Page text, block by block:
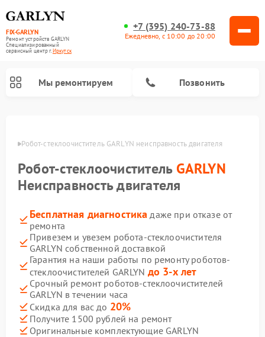
FIX-GARLYN
Ремонт устройств GARLYN
Специализированный
cервисный центр г.Иркутск
+7 (395) 240-73-88
Ежедневно, с 10:00 до 20:00
Мы ремонтируем Позвонить
Робот-стеклоочиститель GARLYN неисправность двигателя
Робот-стеклоочиститель GARLYN
Неисправность двигателя
Бесплатная диагностика даже при отказе от
ремонта
Привезем и увезем робота-стеклоочистителя
GARLYN собственной доставкой
Гарантия на наши работы по ремонту роботов-
стеклоочистителей GARLYN до 3-х лет
Срочный ремонт роботов-стеклоочистителей
GARLYN в течении часа
Скидка для вас до 20%
Получите 1500 рублей на ремонт
Оригинальные комплектующие GARLYN